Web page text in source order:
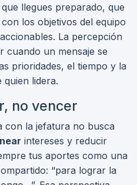
llegues preparado, que
los objetivos del equipo
La percepción
cuando un mensaje se
prioridades, el tiempo y la
quien lidera.
no vencer
con la jefatura no busca
intereses y reducir
tus aportes como una
“para lograr la